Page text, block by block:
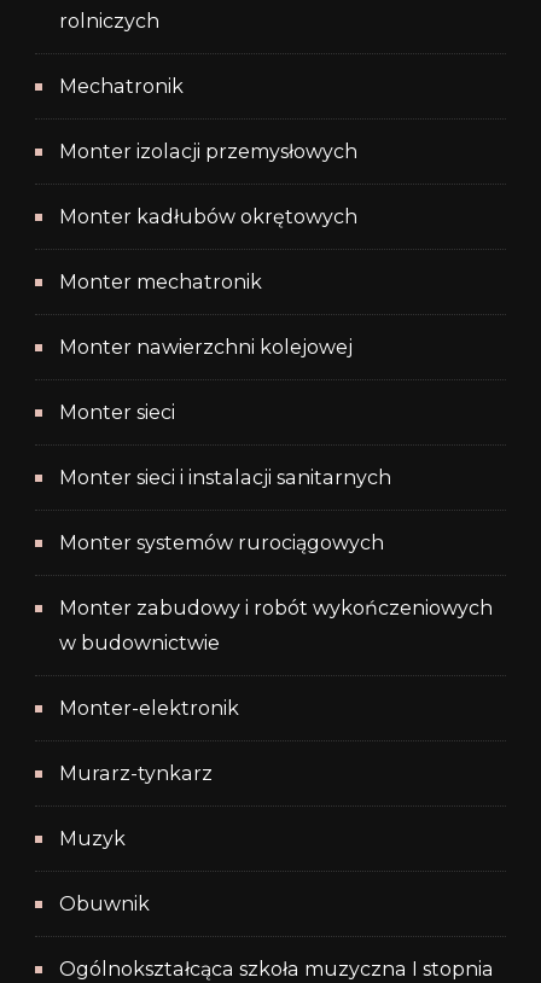
rolniczych
Mechatronik
Monter izolacji przemysłowych
Monter kadłubów okrętowych
Monter mechatronik
Monter nawierzchni kolejowej
Monter sieci
Monter sieci i instalacji sanitarnych
Monter systemów rurociągowych
Monter zabudowy i robót wykończeniowych
w budownictwie
Monter-elektronik
Murarz-tynkarz
Muzyk
Obuwnik
Ogólnokształcąca szkoła muzyczna I stopnia